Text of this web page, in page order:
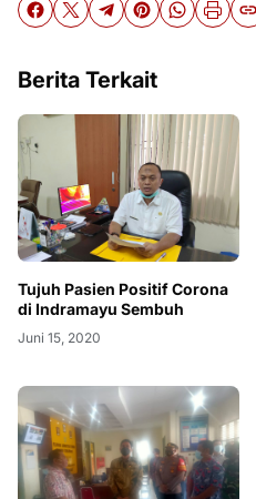
Berita Terkait
Tujuh Pasien Positif Corona
di Indramayu Sembuh
Juni 15, 2020